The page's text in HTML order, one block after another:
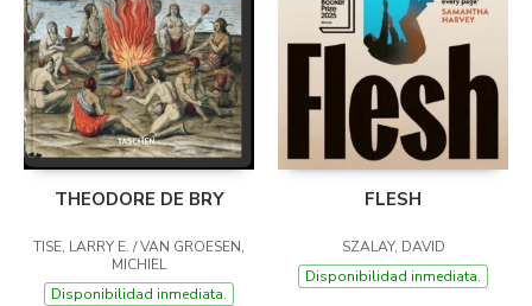
THEODORE DE BRY
TISE, LARRY E. / VAN GROESEN,
MICHIEL
Disponibilidad inmediata.
FLESH
SZALAY, DAVID
Disponibilidad inmediata.